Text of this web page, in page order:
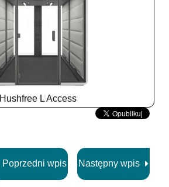
Hushfree L Access
Poprzedni wpis Następny wpis